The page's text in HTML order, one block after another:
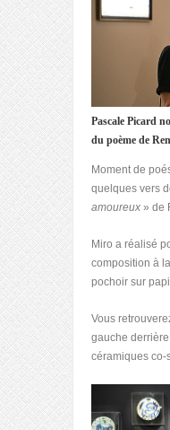
Pascale Picard
du poème de
Moment de
quelques vers
amoureux » de
Miro a réalisé
composition à
pochoir sur
Vous
gauche
céramiques co-